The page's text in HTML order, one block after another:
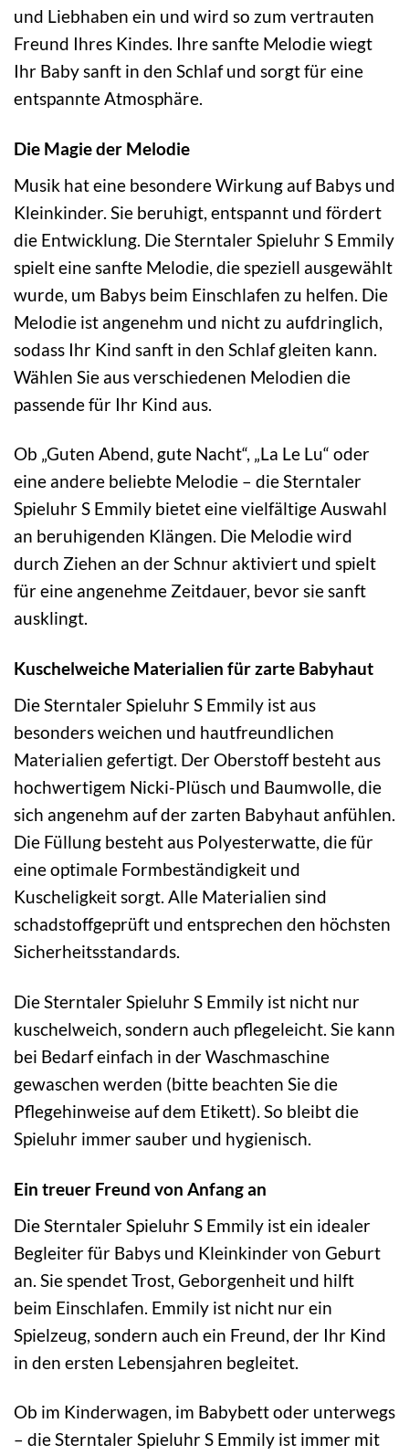
und Liebhaben ein und wird so zum vertrauten
Freund Ihres Kindes. Ihre sanfte Melodie wiegt
Ihr Baby sanft in den Schlaf und sorgt für eine
entspannte Atmosphäre.
Die Magie der Melodie
Musik hat eine besondere Wirkung auf Babys und
Kleinkinder. Sie beruhigt, entspannt und fördert
die Entwicklung. Die Sterntaler Spieluhr S Emmily
spielt eine sanfte Melodie, die speziell ausgewählt
wurde, um Babys beim Einschlafen zu helfen. Die
Melodie ist angenehm und nicht zu aufdringlich,
sodass Ihr Kind sanft in den Schlaf gleiten kann.
Wählen Sie aus verschiedenen Melodien die
passende für Ihr Kind aus.
Ob „Guten Abend, gute Nacht“, „La Le Lu“ oder
eine andere beliebte Melodie – die Sterntaler
Spieluhr S Emmily bietet eine vielfältige Auswahl
an beruhigenden Klängen. Die Melodie wird
durch Ziehen an der Schnur aktiviert und spielt
für eine angenehme Zeitdauer, bevor sie sanft
ausklingt.
Kuschelweiche Materialien für zarte Babyhaut
Die Sterntaler Spieluhr S Emmily ist aus
besonders weichen und hautfreundlichen
Materialien gefertigt. Der Oberstoff besteht aus
hochwertigem Nicki-Plüsch und Baumwolle, die
sich angenehm auf der zarten Babyhaut anfühlen.
Die Füllung besteht aus Polyesterwatte, die für
eine optimale Formbeständigkeit und
Kuscheligkeit sorgt. Alle Materialien sind
schadstoffgeprüft und entsprechen den höchsten
Sicherheitsstandards.
Die Sterntaler Spieluhr S Emmily ist nicht nur
kuschelweich, sondern auch pflegeleicht. Sie kann
bei Bedarf einfach in der Waschmaschine
gewaschen werden (bitte beachten Sie die
Pflegehinweise auf dem Etikett). So bleibt die
Spieluhr immer sauber und hygienisch.
Ein treuer Freund von Anfang an
Die Sterntaler Spieluhr S Emmily ist ein idealer
Begleiter für Babys und Kleinkinder von Geburt
an. Sie spendet Trost, Geborgenheit und hilft
beim Einschlafen. Emmily ist nicht nur ein
Spielzeug, sondern auch ein Freund, der Ihr Kind
in den ersten Lebensjahren begleitet.
Ob im Kinderwagen, im Babybett oder unterwegs
– die Sterntaler Spieluhr S Emmily ist immer mit